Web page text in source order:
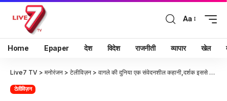
Aa
Home Epaper देश विदेश राजनीती व्यापार खेल
Live7 TV > मनोरंजन > टेलीविज़न > वागले की दुनिया एक संवेदनशील कहानी,दर्शक इससे गहराई से जुड़ेंगे: सुमित राघवन
टेलीविज़न